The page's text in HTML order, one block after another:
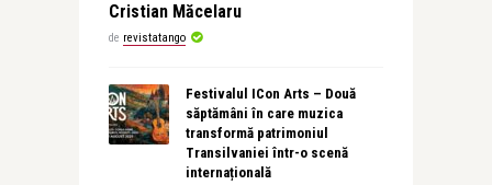
Cristian Măcelaru
de revistatango
Festivalul ICon Arts – Două
săptămâni în care muzica
transformă patrimoniul
Transilvaniei într-o scenă
internațională